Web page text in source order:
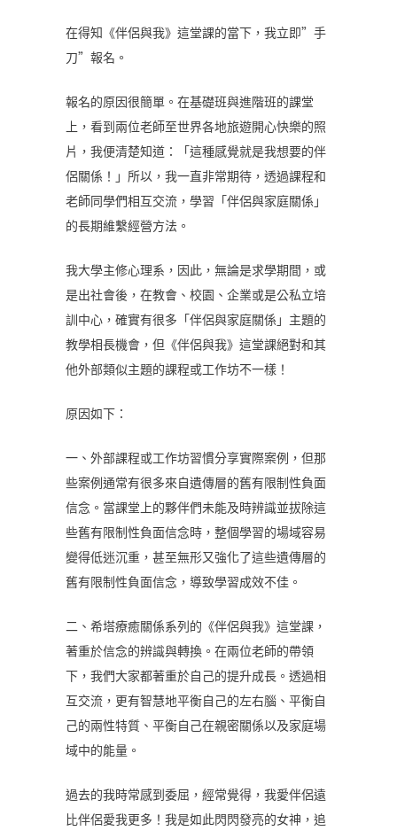
在得知《伴侶與我》這堂課的當下，我立即”手
刀”報名。
報名的原因很簡單。在基礎班與進階班的課堂
上，看到兩位老師至世界各地旅遊開心快樂的照
片，我便清楚知道：「這種感覺就是我想要的伴
侶關係！」所以，我一直非常期待，透過課程和
老師同學們相互交流，學習「伴侶與家庭關係」
的長期維繫經營方法。
我大學主修心理系，因此，無論是求學期間，或
是出社會後，在教會、校園、企業或是公私立培
訓中心，確實有很多「伴侶與家庭關係」主題的
教學相長機會，但《伴侶與我》這堂課絕對和其
他外部類似主題的課程或工作坊不一樣！
原因如下：
一、外部課程或工作坊習慣分享實際案例，但那
些案例通常有很多來自遺傳層的舊有限制性負面
信念。當課堂上的夥伴們未能及時辨識並拔除這
些舊有限制性負面信念時，整個學習的場域容易
變得低迷沉重，甚至無形又強化了這些遺傳層的
舊有限制性負面信念，導致學習成效不佳。
二、希塔療癒關係系列的《伴侶與我》這堂課，
著重於信念的辨識與轉換。在兩位老師的帶領
下，我們大家都著重於自己的提升成長。透過相
互交流，更有智慧地平衡自己的左右腦、平衡自
己的兩性特質、平衡自己在親密關係以及家庭場
域中的能量。
過去的我時常感到委屈，經常覺得，我愛伴侶遠
比伴侶愛我更多！我是如此閃閃發亮的女神，追